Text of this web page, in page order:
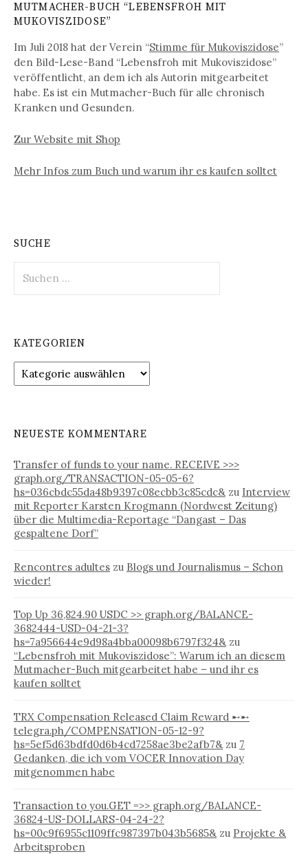
MUTMACHER-BUCH “LEBENSFROH MIT
MUKOVISZIDOSE”
Im Juli 2018 hat der Verein “Stimme für Mukoviszidose”
den Bild-Lese-Band “Lebensfroh mit Mukoviszidose”
veröffentlicht, an dem ich als Autorin mitgearbeitet
habe. Es ist ein Mutmacher-Buch für alle chronisch
Kranken und Gesunden.
Zur Website mit Shop
Mehr Infos zum Buch und warum ihr es kaufen solltet
SUCHE
c
n
n
c
KATEGORIEN
a
g
r
i
e
n
NEUESTE KOMMENTARE
Transfer of funds to your name. RECEIVE >>>
graph.org/TRANSACTION-05-05-6?
hs=036cbdc55da48b9397c08ecbb3c85cdc& zu Interview
mit Reporter Karsten Krogmann (Nordwest Zeitung)
über die Multimedia-Reportage “Dangast – Das
gespaltene Dorf”
Rencontres adultes zu Blogs und Journalismus – Schon
wieder!
Top Up 36,824.90 USDC >> graph.org/BALANCE-
3682444-USD-04-21-3?
hs=7a956644e9d98a4bba00098b6797f324& zu
“Lebensfroh mit Mukoviszidose”: Warum ich an diesem
Mutmacher-Buch mitgearbeitet habe – und ihr es
kaufen solltet
TRX Compensation Released Claim Reward ➸➸
telegra.ph/COMPENSATION-05-12-9?
hs=5ef5d63bdfd0d6b4cd7258ae3be2afb7& zu 7
Gedanken, die ich vom VOCER Innovation Day
mitgenommen habe
Transaction to you.GET =>> graph.org/BALANCE-
36824-US-DOLLARS-04-24-2?
hs=00c9f6955c1109ffc987397b043b5685& zu Projekte &
Arbeitsproben